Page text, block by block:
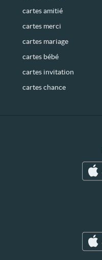
cartes amitié
cartes merci
cartes mariage
cartes bébé
cartes invitation
cartes chance